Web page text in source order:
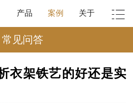
产品 案例 关于
常见问答
衣架铁艺的好还是实